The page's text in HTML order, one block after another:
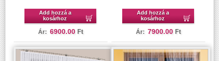
Add hozzá a
kosárhoz
Ár: 6900.00 Ft
Add hozzá a
kosárhoz
Ár: 7900.00 Ft